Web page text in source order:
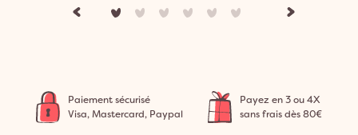
Paiement sécurisé
Visa, Mastercard, Paypal
Payez en 3 ou 4X
sans frais dès 80€